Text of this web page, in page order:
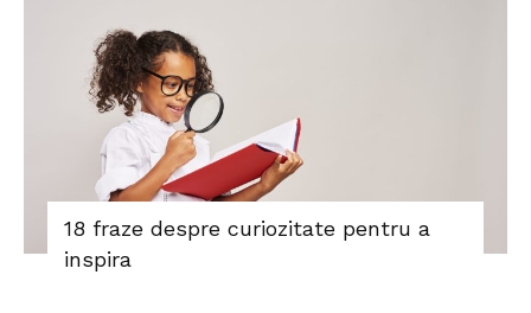
18 fraze despre curiozitate pentru a
inspira